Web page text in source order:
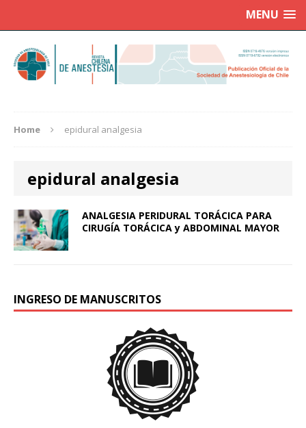
MENU
Home epidural analgesia
epidural analgesia
ANALGESIA PERIDURAL TORÁCICA PARA
CIRUGÍA TORÁCICA y ABDOMINAL MAYOR
INGRESO DE MANUSCRITOS